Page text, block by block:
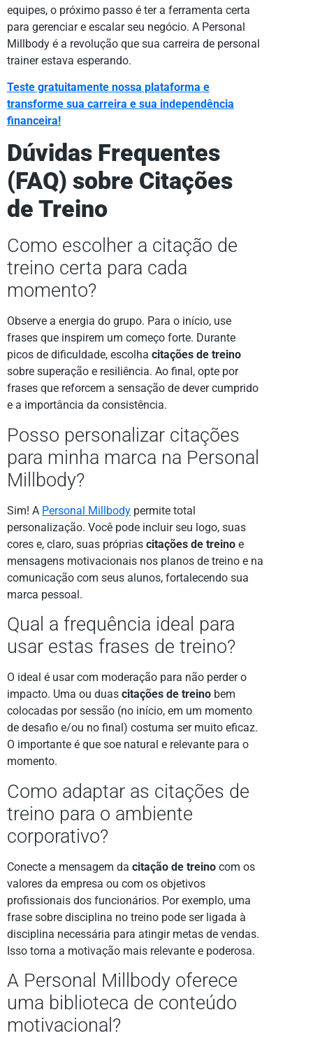
equipes, o próximo passo é ter a ferramenta certa
para gerenciar e escalar seu negócio. A Personal
Millbody é a revolução que sua carreira de personal
trainer estava esperando.
Teste gratuitamente nossa plataforma e
transforme sua carreira e sua independência
financeira!
Dúvidas Frequentes
(FAQ) sobre Citações
de Treino
Como escolher a citação de
treino certa para cada
momento?
Observe a energia do grupo. Para o início, use
frases que inspirem um começo forte. Durante
picos de dificuldade, escolha citações de treino
sobre superação e resiliência. Ao final, opte por
frases que reforcem a sensação de dever cumprido
e a importância da consistência.
Posso personalizar citações
para minha marca na Personal
Millbody?
Sim! A Personal Millbody permite total
personalização. Você pode incluir seu logo, suas
cores e, claro, suas próprias citações de treino e
mensagens motivacionais nos planos de treino e na
comunicação com seus alunos, fortalecendo sua
marca pessoal.
Qual a frequência ideal para
usar estas frases de treino?
O ideal é usar com moderação para não perder o
impacto. Uma ou duas citações de treino bem
colocadas por sessão (no início, em um momento
de desafio e/ou no final) costuma ser muito eficaz.
O importante é que soe natural e relevante para o
momento.
Como adaptar as citações de
treino para o ambiente
corporativo?
Conecte a mensagem da citação de treino com os
valores da empresa ou com os objetivos
profissionais dos funcionários. Por exemplo, uma
frase sobre disciplina no treino pode ser ligada à
disciplina necessária para atingir metas de vendas.
Isso torna a motivação mais relevante e poderosa.
A Personal Millbody oferece
uma biblioteca de conteúdo
motivacional?